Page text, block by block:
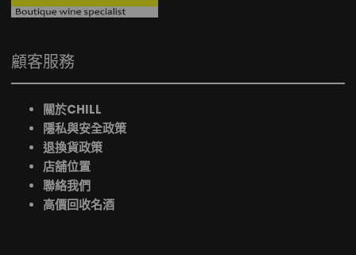
顧客服務
關於CHILL
隱私與安全政策
退換貨政策
店舖位置
聯絡我們
高價回收名酒